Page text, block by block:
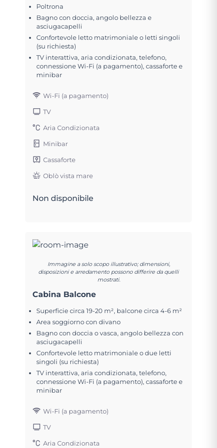
Poltrona
Bagno con doccia, angolo bellezza e
asciugacapelli
Confortevole letto matrimoniale o letti singoli
(su richiesta)
TV interattiva, aria condizionata, telefono,
connessione Wi-Fi (a pagamento), cassaforte e
minibar
Wi-Fi (a pagamento)
TV
Aria Condizionata
Minibar
Cassaforte
Oblò vista mare
Non disponibile
Immagine a solo scopo illustrativo; dimensioni,
disposizioni e arredamento possono differire da quelli
mostrati.
Cabina Balcone
Superficie circa 19-20 m², balcone circa 4-6 m²
Area soggiorno con divano
Bagno con doccia o vasca, angolo bellezza con
asciugacapelli
Confortevole letto matrimoniale o due letti
singoli (su richiesta)
TV interattiva, aria condizionata, telefono,
connessione Wi-Fi (a pagamento), cassaforte e
minibar
Wi-Fi (a pagamento)
TV
Aria Condizionata